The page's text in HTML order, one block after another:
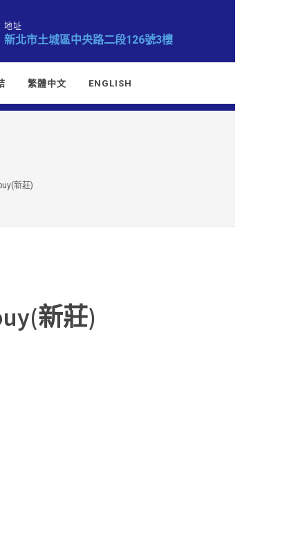
地址
新北市土城區中央路二段126號3樓
繁體中文 ENGLISH
新莊)
新莊)